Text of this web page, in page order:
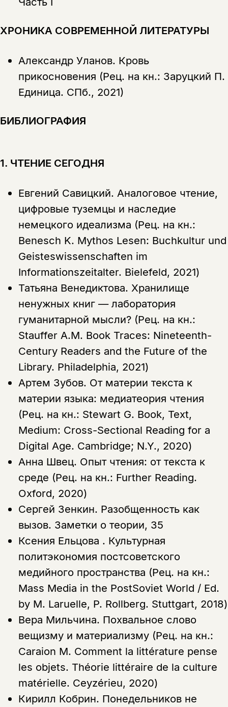
ХРОНИКА СОВРЕМЕННОЙ ЛИТЕРАТУРЫ
Александр Уланов. Кровь
прикосновения (Рец. на кн.: Заруцкий П.
Единица. СПб., 2021)
БИБЛИОГРАФИЯ
1. ЧТЕНИЕ СЕГОДНЯ
Евгений Савицкий. Аналоговое чтение,
цифровые туземцы и наследие
немецкого идеализма (Рец. на кн.:
Benesch K. Mythos Lesen: Buchkultur und
Geisteswissenschaften im
Informationszeitalter. Bielefeld, 2021)
Татьяна Венедиктова. Хранилище
ненужных книг — лаборатория
гуманитарной мысли? (Рец. на кн.:
Stauffer A.M. Book Traces: Nineteenth-
Century Readers and the Future of the
Library. Philadelphia, 2021)
Артем Зубов. От материи текста к
материи языка: медиатеория чтения
(Рец. на кн.: Stewart G. Book, Text,
Medium: Cross-Sectional Reading for a
Digital Age. Cambridge; N.Y., 2020)
Анна Швец. Опыт чтения: от текста к
среде (Рец. на кн.: Further Reading.
Oxford, 2020)
Сергей Зенкин. Разобщенность как
вызов. Заметки о теории, 35
Ксения Ельцова . Культурная
политэкономия постсоветского
медийного пространства (Рец. на кн.:
Mass Media in the PostSoviet World / Ed.
by M. Laruelle, P. Rollberg. Stuttgart, 2018)
Вера Мильчина. Похвальное слово
вещизму и материализму (Рец. на кн.:
Caraion M. Comment la littérature pense
les objets. Théorie littéraire de la culture
matérielle. Ceyzérieu, 2020)
Кирилл Кобрин. Понедельников не